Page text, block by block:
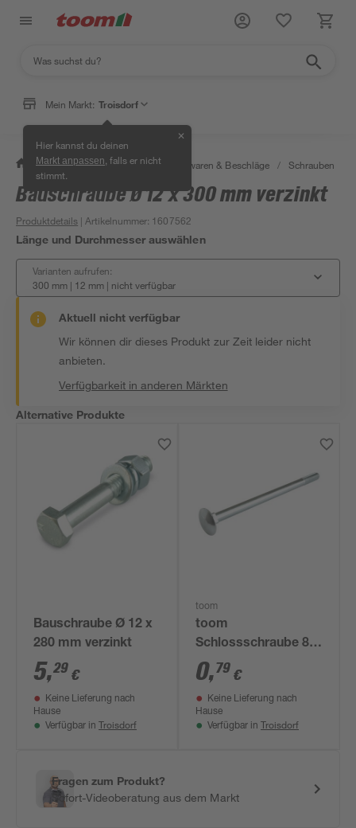
Mein Markt: Troisdorf
Hier kannst du deinen
Markt anpassen , falls er nicht
stimmt.
✕
/ Werkstatt & Maschinen / Eisenwaren & Beschläge / Schrauben
Bauschraube Ø 12 x 300 mm verzinkt
Produktdetails | Artikelnummer: 1607562
Länge und Durchmesser auswählen
Varianten aufrufen:
300 mm | 12 mm | nicht verfügbar
Aktuell nicht verfügbar
Wir können dir dieses Produkt zur Zeit leider nicht
anbieten.
Verfügbarkeit in anderen Märkten
Alternative Produkte
Bauschraube Ø 12 x
280 mm verzinkt
5,29 €
Keine Lieferung nach
Hause
Verfügbar in Troisdorf
toom
toom
Schlossschraube 8 x
70 mm
0,79 €
Keine Lieferung nach
Hause
Verfügbar in Troisdorf
Fragen zum Produkt?
Sofort-Videoberatung aus dem Markt